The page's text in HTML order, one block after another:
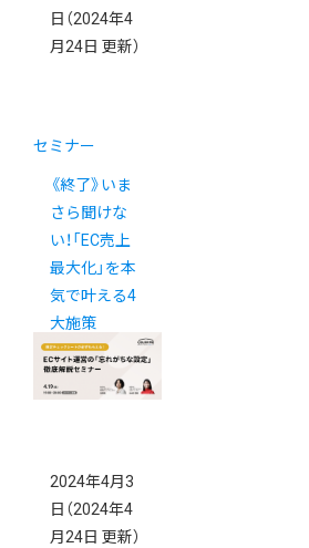
日 （2024年4
月24日 更新）
セミナー
《終了》いま
さら聞けな
い！「EC売上
最大化」を本
気で叶える4
大施策
2024年4月3
日 （2024年4
月24日 更新）